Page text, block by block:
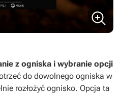
z ogniska i wybranie opcji
do dowolnego ogniska w
rozłożyć ognisko. Opcja ta